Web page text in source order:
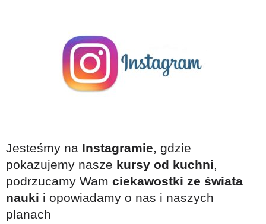
Jesteśmy na Instagramie, gdzie
pokazujemy nasze kursy od kuchni,
podrzucamy Wam ciekawostki ze świata
nauki i opowiadamy o nas i naszych
planach